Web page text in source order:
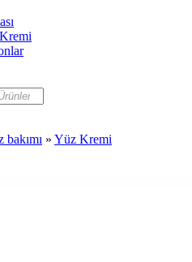
bakımı » Yüz Kremi